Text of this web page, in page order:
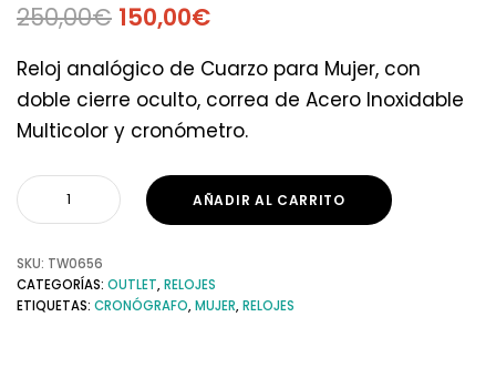
250,00€ 150,00€
Reloj analógico de Cuarzo para Mujer, con
doble cierre oculto, correa de Acero Inoxidable
Multicolor y cronómetro.
AÑADIR AL CARRITO
SKU: TW0656
CATEGORÍAS: OUTLET,RELOJES
ETIQUETAS: CRONÓGRAFO,MUJER,RELOJES